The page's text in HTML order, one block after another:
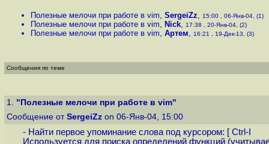
Полезные мелочи при работе в vim, SergeiZz, 15:00 , 06-Янв-04, (1)
Полезные мелочи при работе в vim, Nick, 17:38 , 20-Янв-04, (2)
Полезные мелочи при работе в vim, Артем, 16:21 , 19-Дек-13, (3)
Сообщения по теме
1. "Полезные мелочи при работе в vim"
Сообщение от SergeiZz on 06-Янв-04, 15:00
- Найти первое упоминание слова под курсором: [ Ctrl-I
Используется для поиска определений функций